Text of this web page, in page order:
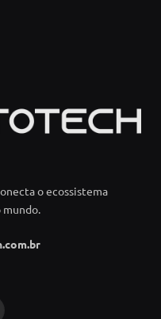
o ecossistema
mundo.